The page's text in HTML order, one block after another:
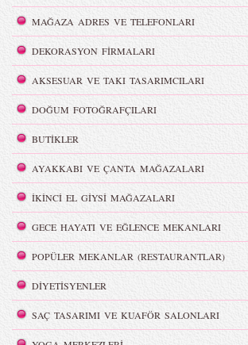
MAĞAZA ADRES VE TELEFONLARI
DEKORASYON FİRMALARI
AKSESUAR VE TAKI TASARIMCILARI
DOĞUM FOTOĞRAFÇILARI
BUTİKLER
AYAKKABI VE ÇANTA MAĞAZALARI
İKİNCİ EL GİYSİ MAĞAZALARI
GECE HAYATI VE EĞLENCE MEKANLARI
POPÜLER MEKANLAR (RESTAURANTLAR)
DİYETİSYENLER
SAÇ TASARIMI VE KUAFÖR SALONLARI